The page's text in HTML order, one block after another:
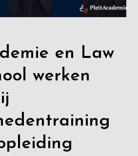
en Law
werken